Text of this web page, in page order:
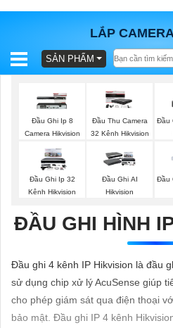
LẮP
BÁO
TRỌN
GÓI
SẢN
TƯ
VẤN
LẮP
ĐẶT
SẢN PHẨM
Đầu Ghi Ip 8
Camera Hikvision
Đầu Thu Camera
32 Kênh Hikvision
Đầu
Đầu Ghi Ip 32
Kênh Hikvision
Đầu Ghi AI
Hikvision
Đầu
ĐẦU GHI HÌNH
Đầu ghi 4 kênh IP Hikvision là đầu
sử dụng chip xử lý AcuSense giúp
cho phép giám sát qua điện thoại
bảo mật. Đầu ghi IP 4 kênh